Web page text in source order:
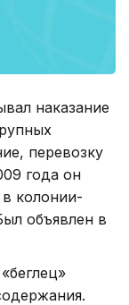
наказание
перевозку
года он
в колонии-
объявлен в